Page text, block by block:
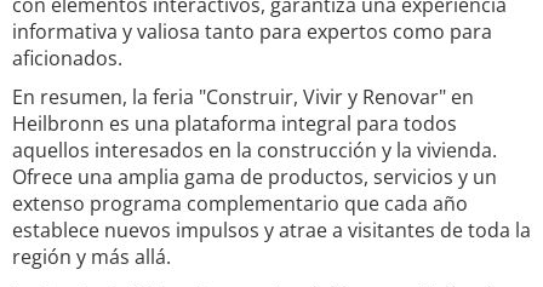
informativa y valiosa tanto para expertos como para
aficionados.
En resumen, la feria "Construir, Vivir y Renovar" en
Heilbronn es una plataforma integral para todos
aquellos interesados en la construcción y la vivienda.
Ofrece una amplia gama de productos, servicios y un
extenso programa complementario que cada año
establece nuevos impulsos y atrae a visitantes de toda la
región y más allá.